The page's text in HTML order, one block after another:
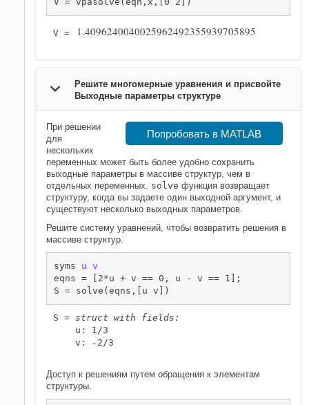
V = 1.4096240040025962492355939705895
Решите многомерные уравнения и присвойте
Выходные параметры структуре
Попробовать в MATLAB
При решении
для
нескольких
переменных может быть более удобно сохранить
выходные параметры в массиве структур, чем в
отдельных переменных. solve функция возвращает
структуру, когда вы задаете один выходной аргумент, и
существуют несколько выходных параметров.
Решите систему уравнений, чтобы возвратить решения в
массиве структур.
syms u v
eqns = [2*u + v == 0, u - v == 1];
S = solve(eqns,[u v])
S = struct with fields:
    u: 1/3
    v: -2/3
Доступ к решениям путем обращения к элементам
структуры.